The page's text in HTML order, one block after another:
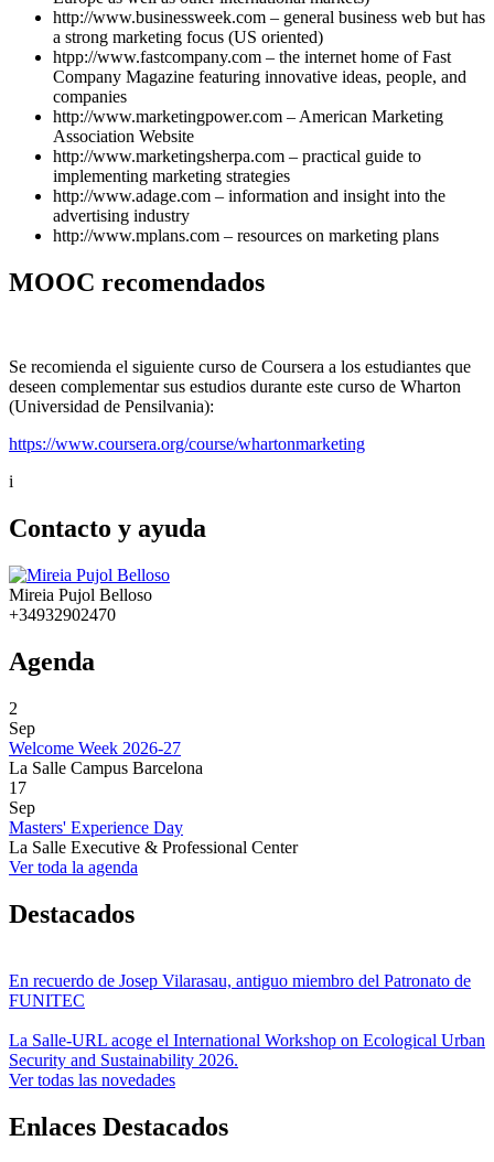
http://www.businessweek.com – general business web but has
a strong marketing focus (US oriented)
htpp://www.fastcompany.com – the internet home of Fast
Company Magazine featuring innovative ideas, people, and
companies
http://www.marketingpower.com – American Marketing
Association Website
http://www.marketingsherpa.com – practical guide to
implementing marketing strategies
http://www.adage.com – information and insight into the
advertising industry
http://www.mplans.com – resources on marketing plans
MOOC recomendados
Se recomienda el siguiente curso de Coursera a los estudiantes que
deseen complementar sus estudios durante este curso de Wharton
(Universidad de Pensilvania):
https://www.coursera.org/course/whartonmarketing
i
Contacto y ayuda
Mireia Pujol Belloso
+34932902470
Agenda
2
Sep
Welcome Week 2026-27
La Salle Campus Barcelona
17
Sep
Masters' Experience Day
La Salle Executive & Professional Center
Ver toda la agenda
Destacados
En recuerdo de Josep Vilarasau, antiguo miembro del Patronato de
FUNITEC
La Salle-URL acoge el International Workshop on Ecological Urban
Security and Sustainability 2026.
Ver todas las novedades
Enlaces Destacados